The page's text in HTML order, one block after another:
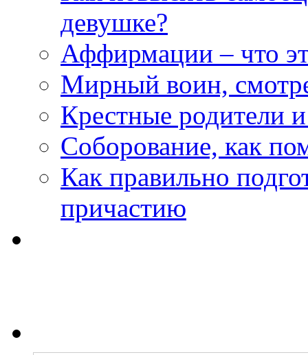
девушке?
Аффирмации – что
Мирный воин,
Крестные родители
Соборование, как
Как правильно
причастию